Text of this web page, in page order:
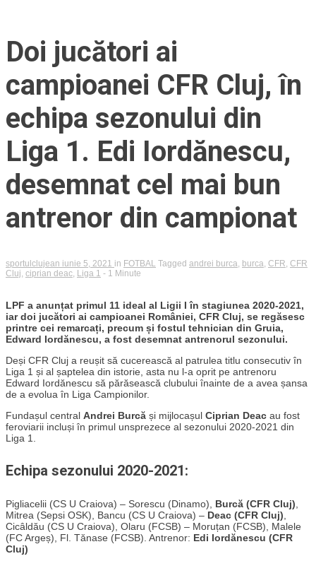
Doi jucători ai
campioanei CFR Cluj, în
echipa sezonului din
Liga 1. Edi Iordănescu,
desemnat cel mai bun
antrenor din campionat
sportulclujean iunie 5, 2021 in FOTBAL Tagged andrei burca burca CFR CFR
Cluj ciprian deac Liga 1 - 1 Minute
LPF a anunțat primul 11 ideal al Ligii I în stagiunea 2020-2021,
iar doi jucători ai campioanei României, CFR Cluj, se regăsesc
printre cei remarcați, precum și fostul tehnician din Gruia,
Edward Iordănescu, a fost desemnat antrenorul sezonului.
Deși CFR Cluj a reușit să cucerească al patrulea titlu consecutiv în
Liga 1 și al șaptelea din istorie, asta nu l-a oprit pe antrenoru
Edward Iordănescu să părăsească clubului înainte de a avea șansa
de a evolua în Liga Campionilor.
Fundașul central Andrei Burcă și mijlocașul Ciprian Deac au fost
feroviarii incluși în primul unsprezece al sezonului 2020-2021 din
Liga 1.
Echipa sezonului 2020-2021:
Pigliacelii (CS U Craiova) – Sorescu (Dinamo), Burcă (CFR Cluj)
Mitrea (Sepsi OSK), Bancu (CS U Craiova) – Deac (CFR Cluj)
Cicâldău (CS U Craiova), Olaru (FCSB) – Moruțan (FCSB), Malele
(FC Argeș), Fl. Tănase (FCSB). Antrenor: Edi Iordănescu (CFR
Cluj)